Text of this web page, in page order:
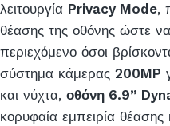
λειτουργία Privacy Mode,
θέασης της οθόνης ώστε
περιεχόμενο όσοι
σύστημα κάμερας 200MP
και νύχτα, οθόνη 6.9”
κορυφαία εμπειρία